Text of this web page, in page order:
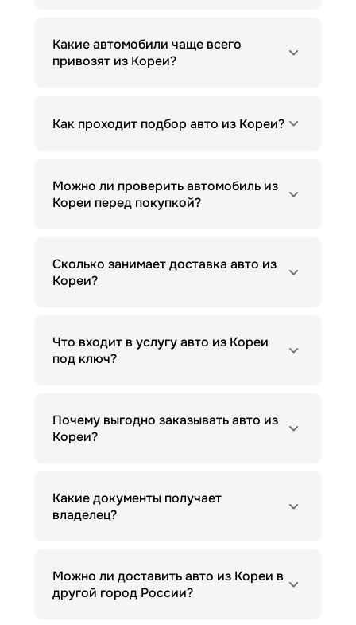
Какие автомобили чаще всего
привозят из Кореи?
Как проходит подбор авто из Кореи?
Можно ли проверить автомобиль из
Кореи перед покупкой?
Сколько занимает доставка авто из
Кореи?
Что входит в услугу авто из Кореи
под ключ?
Почему выгодно заказывать авто из
Кореи?
Какие документы получает
владелец?
Можно ли доставить авто из Кореи в
другой город России?